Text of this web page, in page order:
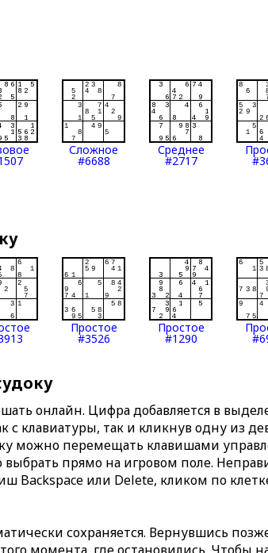
Сложное
#6688
Среднее
#2717
Простое
#3526
Простое
#1290
онлайн. Цифра добавляется в
с клавиатуры, так и кликнув одну из
можно перемещать клавишами
прямо на игровом поле.
Backspace или Delete, кликом по
сохраняется. Вернувшись